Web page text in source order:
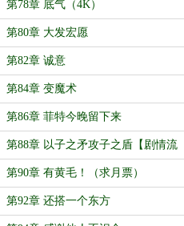
（3K）
第78章 底气（4K）
第80章 大发宏愿
第82章 诚意
第84章 变魔术
第86章 菲特今晚留下来
第88章 以子之矛攻子之盾【剧情流
畅度加更】
第90章 有黄毛！（求月票）
第92章 还搭一个东方